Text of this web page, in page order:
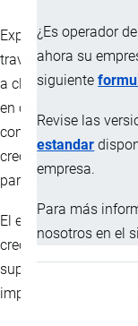
¿Es operador
ahora su
siguiente
Revise las
estandar
empresa.
Para más
nosotros en el
Expandir un negocio
través delcomercio
a clientes en todo el
en cada país. Esta
con la
crecimiento
para PYMES y
El ecosistema de
creciendo de forma
superar los USD 6
importancia de una